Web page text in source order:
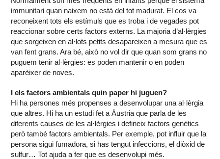
immunitari quan naixem no està del tot madurat. El cos va
reconeixent tots els estímuls que es troba i de vegades pot
reaccionar sobre certs factors externs. La majoria d’al·lèrgies
que sorgeixen en al·lots petits desapareixen a mesura que es
van fent grans. Ara bé, això no vol dir que quan som grans no
puguem tenir al·lèrgies: es poden mantenir o en poden
aparèixer de noves.
I els factors ambientals quin paper hi juguen?
Hi ha persones més propenses a desenvolupar una al·lèrgia
que altres. Hi ha un estudi fet a Àustria que parla de les
diferents causes de les al·lèrgies i defineix factors genètics
però també factors ambientals. Per exemple, pot influir que la
persona sigui fumadora, si has tengut infeccions, el diòxid de
sulfur… Tot ajuda a fer que es desenvolupi més.